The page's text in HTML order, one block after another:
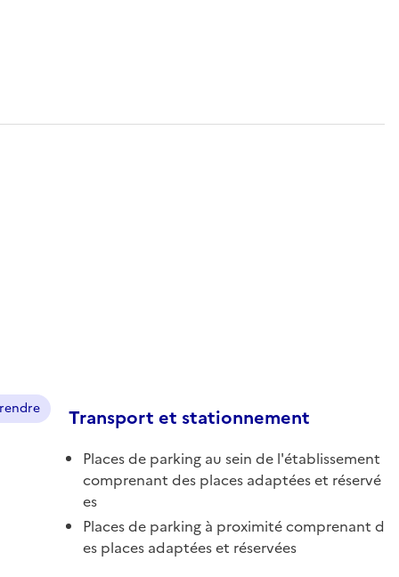
Transport et stationnement
Places de parking au sein de l'établissement
comprenant des places adaptées et réservé
es
Places de parking à proximité comprenant d
es places adaptées et réservées